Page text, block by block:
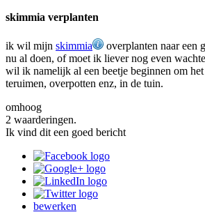
skimmia verplanten
ik wil mijn skimmia
overplanten naar een
nu al doen, of moet ik liever nog even
wil ik namelijk al een beetje beginnen om het
teruimen, overpotten enz, in de tuin.
omhoog
2 waarderingen.
Ik vind dit een goed bericht
bewerken